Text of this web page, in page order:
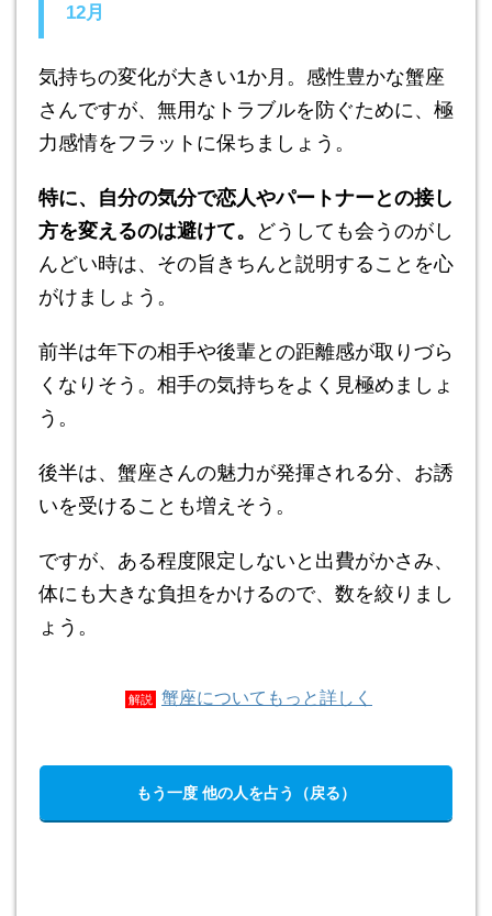
12月
気持ちの変化が大きい1か月。感性豊かな蟹座
さんですが、無用なトラブルを防ぐために、極
力感情をフラットに保ちましょう。
特に、自分の気分で恋人やパートナーとの接し
方を変えるのは避けて。 どうしても会うのがし
んどい時は、その旨きちんと説明することを心
がけましょう。
前半は年下の相手や後輩との距離感が取りづら
くなりそう。相手の気持ちをよく見極めましょ
う。
後半は、蟹座さんの魅力が発揮される分、お誘
いを受けることも増えそう。
ですが、ある程度限定しないと出費がかさみ、
体にも大きな負担をかけるので、数を絞りまし
ょう。
解説 蟹座についてもっと詳しく
もう一度 他の人を占う（戻る）